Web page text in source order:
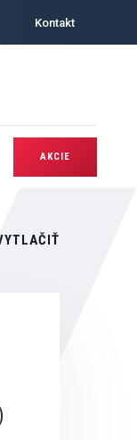
Kontakt
AKCIE